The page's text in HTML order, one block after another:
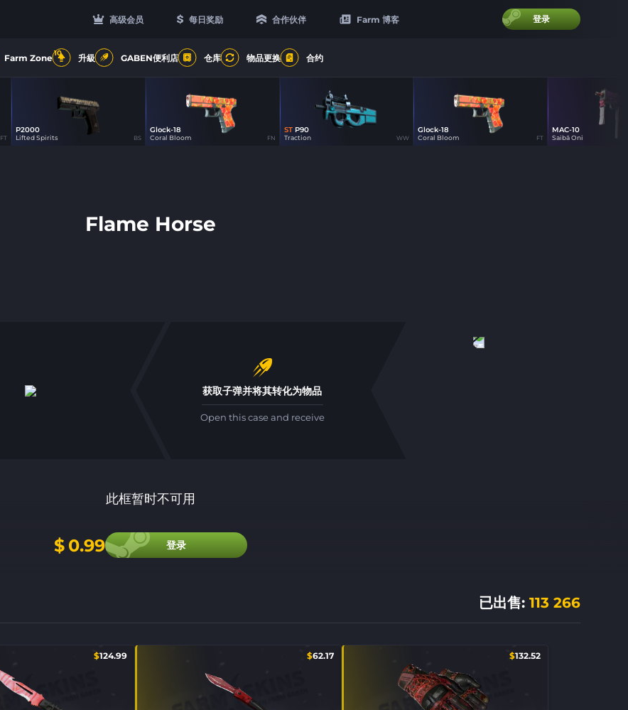
高级会员 每日奖励 合作伙伴 Farm 博客 登录
Farm Zone10 升級 GABEN便利店 仓库 物品更换 合约
FT 0
P2000
Lifted Spirits BS 58
Glock-18
Coral Bloom FN
ST P90
Traction WW 58
Glock-18
Coral Bloom FT
MAC-10
Saibā Oni
Flame Horse
获取子弹并将其转化为物品
Open this case and receive
此框暂时不可用
$ 0.99 登录
已出售: 113 266
$124.99 $62.17 $132.52